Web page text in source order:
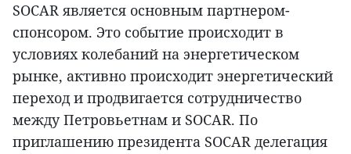
SOCAR является основным партнером-
спонсором. Это событие происходит в
условиях колебаний на энергетическом
рынке, активно происходит энергетический
переход и продвигается сотрудничество
между Петровьетнам и SOCAR. По
приглашению президента SOCAR делегация